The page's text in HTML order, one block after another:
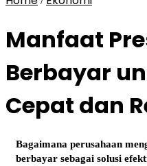
Manfaat
Berbayar
Cepat dan
Bagaimana perusahaan
berbayar sebagai solusi